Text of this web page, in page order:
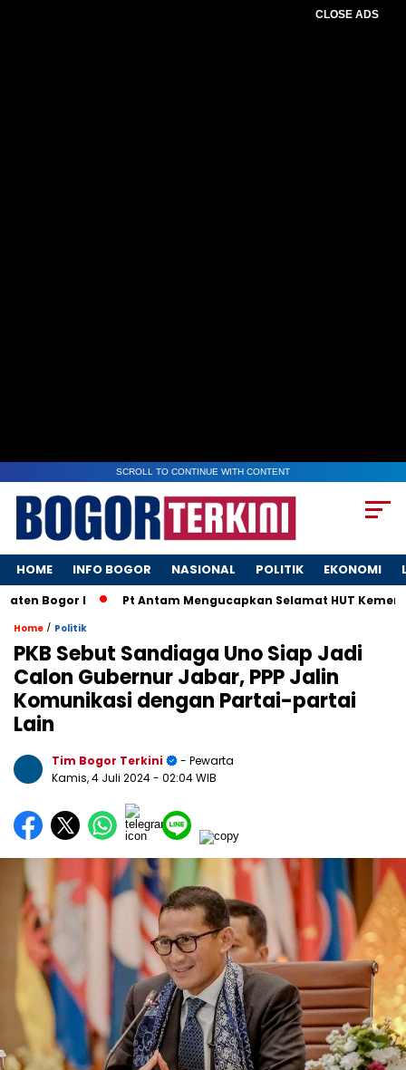
CLOSE ADS
SCROLL TO CONTINUE WITH CONTENT
HOME INFO BOGOR NASIONAL POLITIK EKONOMI
Bogor I Pt Antam Mengucapkan Selamat HUT
Home / Politik
PKB Sebut Sandiaga Uno Siap Jadi
Calon Gubernur Jabar, PPP Jalin
Komunikasi dengan Partai-partai
Lain
Tim Bogor Terkini
- Pewarta
Kamis, 4 Juli 2024- 02:04 WIB